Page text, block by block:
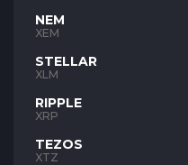
NEM
XEM
STELLAR
XLM
RIPPLE
XRP
TEZOS
XTZ